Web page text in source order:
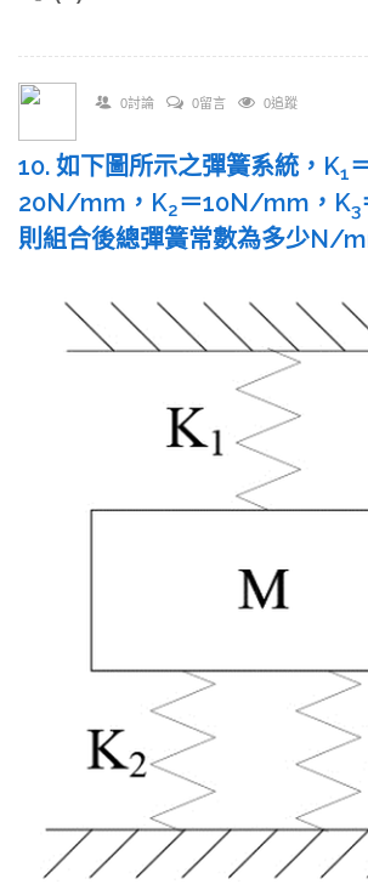
0討論 0留言 0追蹤
10. 如下圖所示之彈簧系統，K1
20N/mm，K2＝10N/mm，K3
則組合後總彈簧常數為多少N/